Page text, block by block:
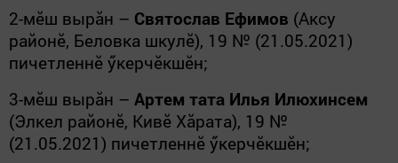
2-мӗш вырăн – Святослав Ефимов (Аксу
районӗ, Беловка шкулӗ), 19 № (21.05.2021)
пичетленнӗ ӳкерчӗкшӗн;
3-мӗш вырăн – Артем тата Илья Илюхинсем
(Элкел районӗ, Кивӗ Хăрата), 19 №
(21.05.2021) пичетленнӗ ӳкерчӗкшӗн;